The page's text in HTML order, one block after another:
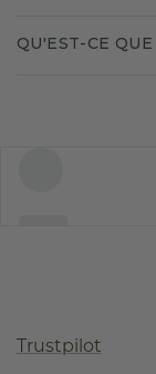
QU'EST-CE
Trustpilot